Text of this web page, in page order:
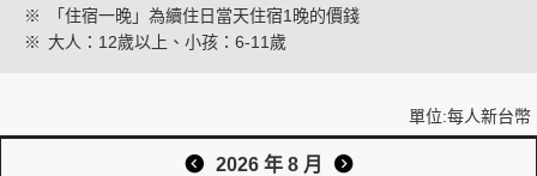
※
「住宿一晚」為續住日當天住宿1晚的價錢
※ 大人：12歲以上、小孩：6-11歲
單位:每人新台幣
2026 年 8 月